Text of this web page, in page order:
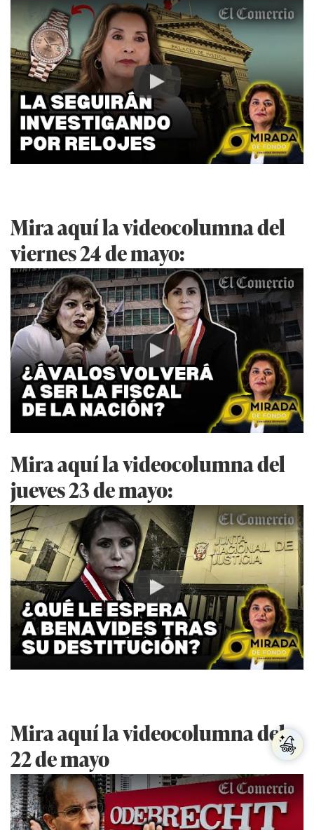
Play
Mira aquí la videocolumna del
viernes 24 de mayo:
Play
Mira aquí la videocolumna del
jueves 23 de mayo:
Play
Mira aquí la videocolumna del
22 de mayo